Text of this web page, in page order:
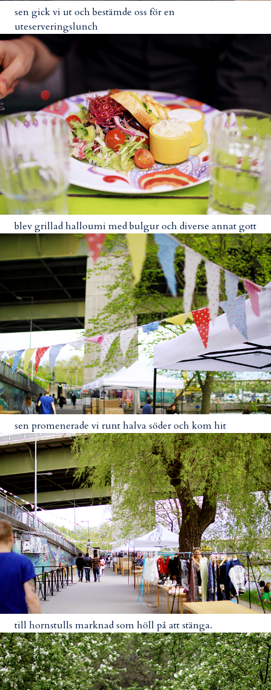
sen gick vi ut och bestämde oss för en
uteserveringslunch
blev grillad halloumi med bulgur och diverse annat gott
sen promenerade vi runt halva söder och kom hit
till hornstulls marknad som höll på att stänga.